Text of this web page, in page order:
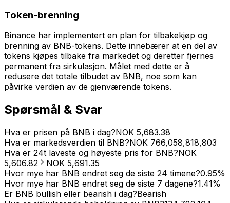
Token-brenning
Binance har implementert en plan for tilbakekjøp og
brenning av BNB-tokens. Dette innebærer at en del av
tokens kjøpes tilbake fra markedet og deretter fjernes
permanent fra sirkulasjon. Målet med dette er å
redusere det totale tilbudet av BNB, noe som kan
påvirke verdien av de gjenværende tokens.
Spørsmål & Svar
Hva er prisen på BNB i dag?NOK 5,683.38
Hva er markedsverdien til BNB?NOK 766,058,818,803
Hva er 24t laveste og høyeste pris for BNB?NOK
5,606.82
NOK 5,691.35
Hvor mye har BNB endret seg de siste 24 timene?0.95%
Hvor mye har BNB endret seg de siste 7 dagene?1.41%
Er BNB bullish eller bearish i dag?Bearish